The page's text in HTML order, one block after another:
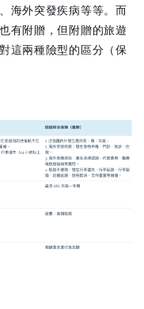
海外突發疾病等等。而
有附贈，但附贈的旅遊
這兩種險型的區分（保